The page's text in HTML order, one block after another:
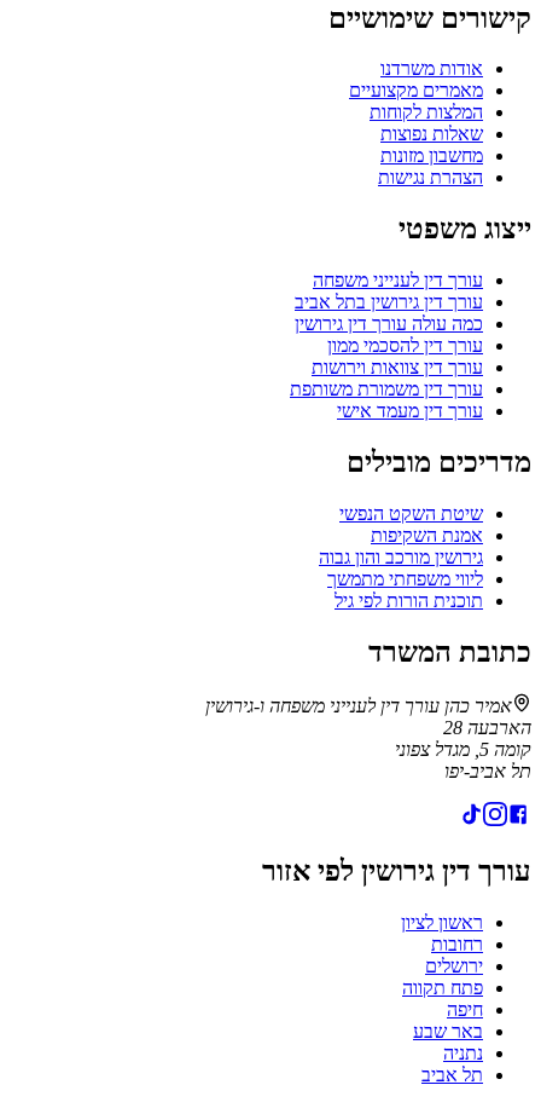
קישורים שימושיים
אודות משרדנו
מאמרים מקצועיים
המלצות לקוחות
שאלות נפוצות
מחשבון מזונות
הצהרת נגישות
ייצוג משפטי
עורך דין לענייני משפחה
עורך דין גירושין בתל אביב
כמה עולה עורך דין גירושין
עורך דין להסכמי ממון
עורך דין צוואות וירושות
עורך דין משמורת משותפת
עורך דין מעמד אישי
מדריכים מובילים
שיטת השקט הנפשי
אמנת השקיפות
גירושין מורכב והון גבוה
ליווי משפחתי מתמשך
תוכנית הורות לפי גיל
כתובת המשרד
אמיר כהן עורך דין לענייני משפחה ו-גירושין
הארבעה 28
קומה 5, מגדל צפוני
תל אביב-יפו
עורך דין גירושין לפי אזור
ראשון לציון
רחובות
ירושלים
פתח תקווה
חיפה
באר שבע
נתניה
תל אביב